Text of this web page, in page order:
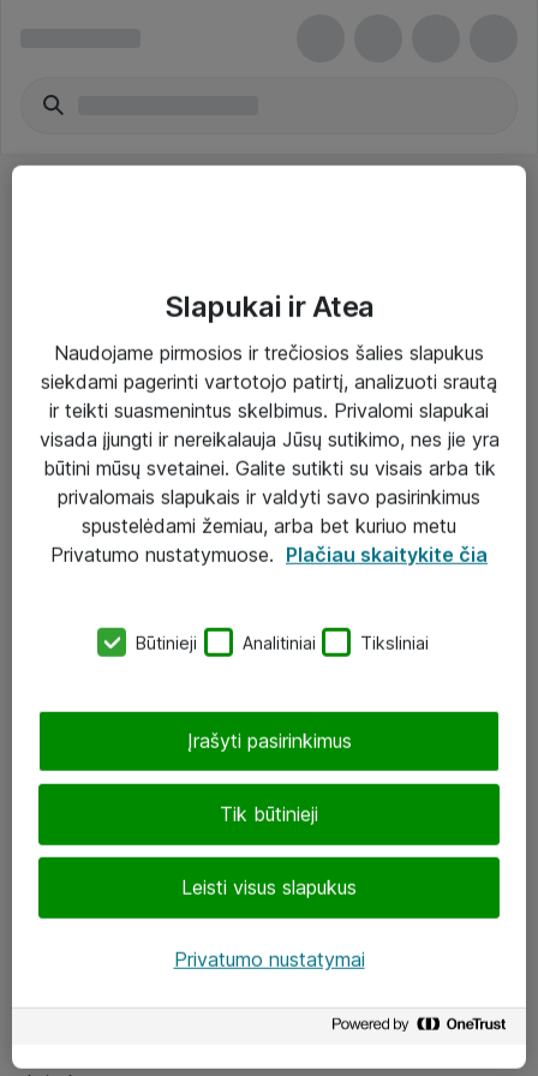
Paslaugos
Sprendimai
Įgyvendinti projektai
Atea ekspertų patarimai verslui
eShop@atea.lt
LinkedIn
Slapukai ir Atea
Naudojame pirmosios ir trečiosios šalies slapukus
siekdami pagerinti vartotojo patirtį, analizuoti srautą
ir teikti suasmenintus skelbimus. Privalomi slapukai
visada įjungti ir nereikalauja Jūsų sutikimo, nes jie yra
būtini mūsų svetainei. Galite sutikti su visais arba tik
privalomais slapukais ir valdyti savo pasirinkimus
spustelėdami žemiau, arba bet kuriuo metu
Privatumo nustatymuose. Plačiau skaitykite čia
Būtinieji Analitiniai Tiksliniai
Tik būtinieji
Leisti visus slapukus
Įrašyti pasirinkimus
Privatumo nustatymai